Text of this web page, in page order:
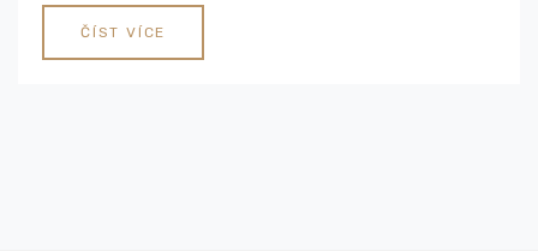
z hlediska efektivity, pohodlí při používání a cenové
dostupnosti. Uvidíte, že správná péče o zuby vůbec
ČÍST VÍCE